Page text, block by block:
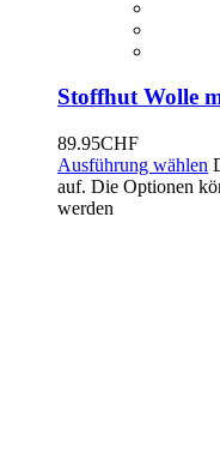
Stoffhut Wolle
89.95CHF
Ausführung wählen
auf. Die Optionen
werden